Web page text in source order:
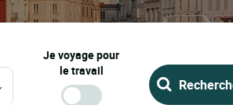
Je voyage pour
le travail